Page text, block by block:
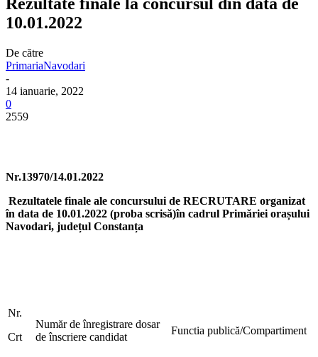
10.01.2022
De către
PrimariaNavodari
-
14 ianuarie, 2022
0
2559
Nr.13970/14.01.2022
Rezultatele finale ale concursului de RECRUTARE organizat
în data de 10.01.2022 (proba scrisă)în cadrul Primăriei orașului
Navodari, județul Constanța
Nr.
Crt
Număr de înregistrare dosar
de înscriere candidat
Functia publică/Compartiment